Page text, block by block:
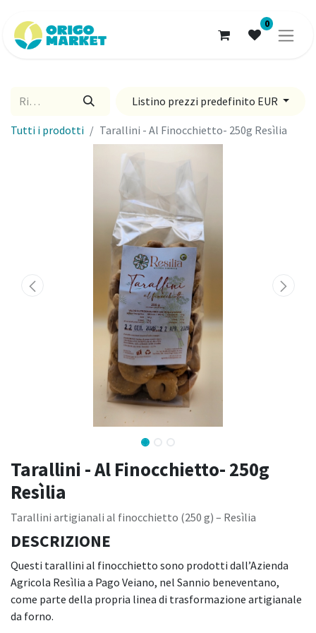
0
Listino prezzi predefinito EUR
Tutti i prodotti Tarallini - Al Finocchietto- 250g Resìlia
Tarallini - Al Finocchietto- 250g
Resìlia
Tarallini artigianali al finocchietto (250 g) – Resìlia
DESCRIZIONE
Questi tarallini al finocchietto sono prodotti dall’Azienda
Agricola Resìlia a Pago Veiano, nel Sannio beneventano,
come parte della propria linea di trasformazione artigianale
da forno.